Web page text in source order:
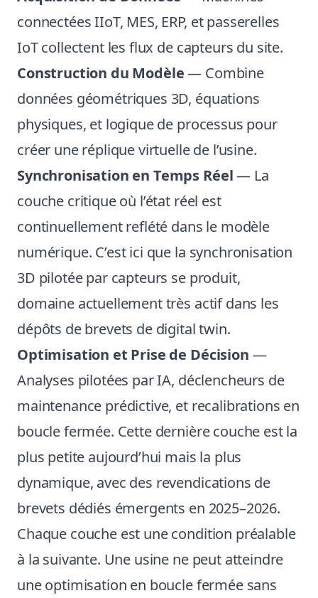
connectées IIoT, MES, ERP, et passerelles
IoT collectent les flux de capteurs du site.
Construction du Modèle— Combine
données géométriques 3D, équations
physiques, et logique de processus pour
créer une réplique virtuelle de l’usine.
Synchronisation en Temps Réel— La
couche critique où l’état réel est
continuellement reflété dans le modèle
numérique. C’est ici que la synchronisation
3D pilotée par capteurs se produit,
domaine actuellement très actif dans les
dépôts de brevets de digital twin.
Optimisation et Prise de Décision —
Analyses pilotées par IA, déclencheurs de
maintenance prédictive, et recalibrations en
boucle fermée. Cette dernière couche est la
plus petite aujourd’hui mais la plus
dynamique, avec des revendications de
brevets dédiés émergents en 2025–2026.
Chaque couche est une condition préalable
à la suivante. Une usine ne peut atteindre
une optimisation en boucle fermée sans